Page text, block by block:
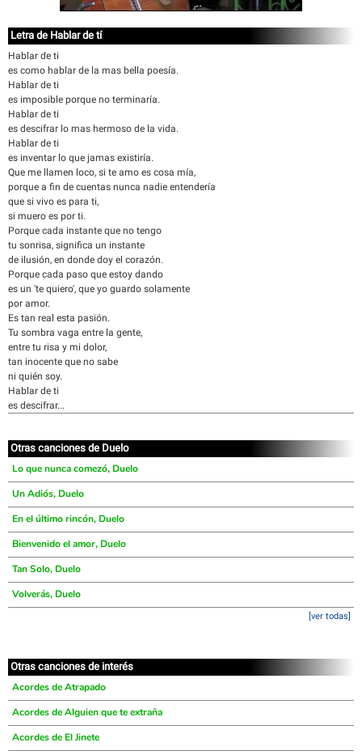
Letra de Hablar de tí
Hablar de ti
es como hablar de la mas bella poesía.
Hablar de ti
es imposible porque no terminaría.
Hablar de ti
es descifrar lo mas hermoso de la vida.
Hablar de ti
es inventar lo que jamas existiría.
Que me llamen loco, si te amo es cosa mía,
porque a fin de cuentas nunca nadie entendería
que si vivo es para ti,
si muero es por ti.
Porque cada instante que no tengo
tu sonrisa, significa un instante
de ilusión, en donde doy el corazón.
Porque cada paso que estoy dando
es un 'te quiero', que yo guardo solamente
por amor.
Es tan real esta pasión.
Tu sombra vaga entre la gente,
entre tu risa y mi dolor,
tan inocente que no sabe
ni quién soy.
Hablar de ti
es descifrar...
Otras canciones de Duelo
Lo que nunca comezó, Duelo
Un Adiós, Duelo
En el último rincón, Duelo
Bienvenido el amor, Duelo
Tan Solo, Duelo
Volverás, Duelo
[ver todas]
Otras canciones de interés
Acordes de Atrapado
Acordes de Alguien que te extraña
Acordes de El Jinete